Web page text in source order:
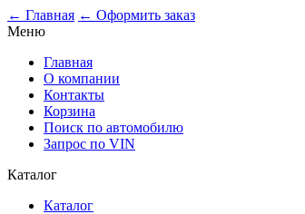
← Главная ← Оформить заказ
Меню
Главная
О компании
Контакты
Корзина
Поиск по автомобилю
Запрос по VIN
Каталог
Каталог